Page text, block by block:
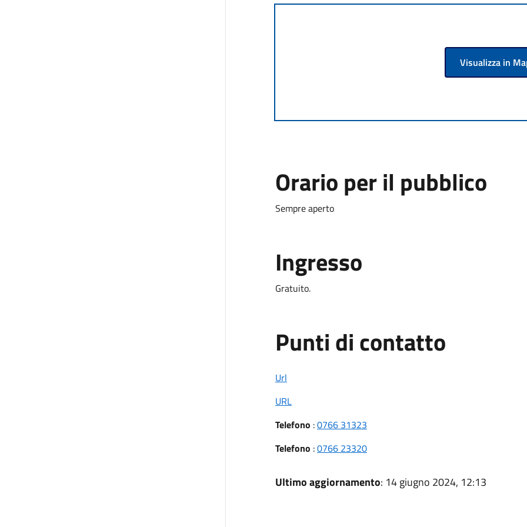
Visualizza in
Orario per il pubblico
Sempre aperto
Ingresso
Gratuito.
Punti di contatto
Url
URL
Telefono :0766 31323
Telefono :0766 23320
Ultimo aggiornamento: 14 giugno 2024, 12:13